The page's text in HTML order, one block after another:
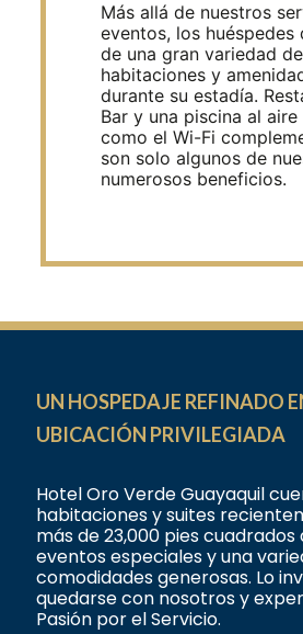
Más allá de nuestros
eventos, los huéspedes
de una gran variedad de
habitaciones y
durante su estadía.
Bar y una piscina al
como el Wi-Fi
son solo algunos de
numerosos beneficios.
UN HOSPEDAJE REFINADO
UBICACIÓN PRIVILEGIADA
Hotel Oro Verde Guayaquil
habitaciones y suites
más de 23,000 pies
eventos especiales y una
comodidades generosas. Lo
quedarse con nosotros y
Pasión por el Servicio.